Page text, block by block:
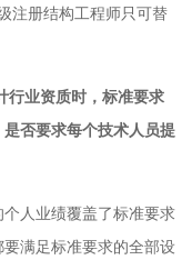
册结构工程师只可替
行业资质时，标准要求
否要求每个技术人员提
人业绩覆盖了标准要求
满足标准要求的全部设